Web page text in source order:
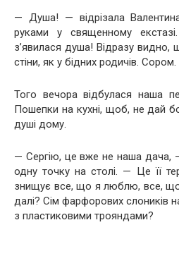
— Душа! — відрізала
руками у священному
з’явилася душа! Відразу видно,
стіни, як у бідних родичів. Сором.
Того вечора відбулася наша
Пошепки на кухні, щоб, не дай
душі дому.
— Сергію, це вже не наша дача,
одну точку на столі. — Це її
знищує все, що я люблю, все,
далі? Сім фарфорових слоників
з пластиковими трояндами?